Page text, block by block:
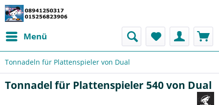
Menü
Tonnadeln für Plattenspieler von Dual
Tonnadel für Plattenspieler 540 von Dual